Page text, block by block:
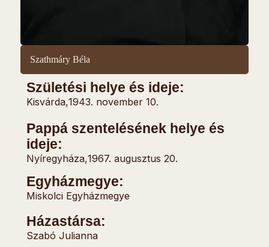
Szathmáry Béla
Születési helye és ideje:
Kisvárda,1943. november 10.
Pappá szentelésének helye és
ideje:
Nyíregyháza,1967. augusztus 20.
Egyházmegye:
Miskolci Egyházmegye
Házastársa:
Szabó Julianna